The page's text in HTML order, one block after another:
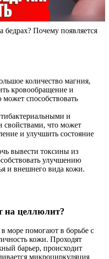
бедрах? Почему появляется
количество магния,
кровообращение и
способствовать
и
свойствами, что может
и улучшить состояние
вывести токсины из
улучшению
и внешнего вида кожи.
на целлюлит?
море помогают в борьбе с
кожи. Проходят
барьер, происходит
микроциркуляция